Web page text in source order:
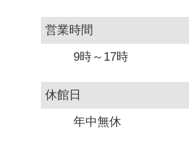
営業時間
9時～17時
休館日
年中無休